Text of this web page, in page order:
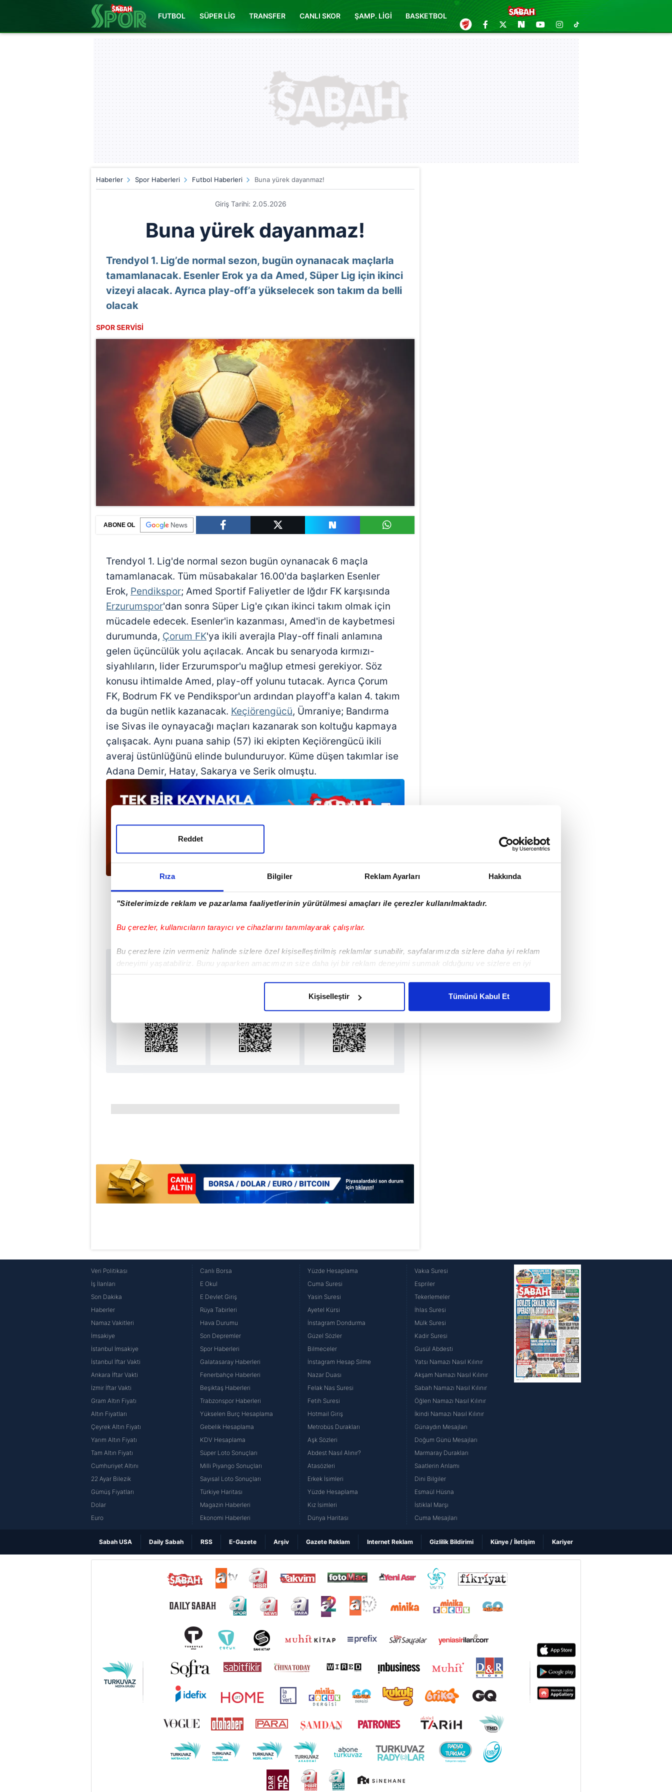
Rıza Bilgiler Reklam Ayarları Hakkında
"Sitelerimizde reklam ve pazarlama faaliyetlerinin yürütülmesi amaçları ile çerezler kullanılmaktadır.
Bu çerezler, kullanıcıların tarayıcı ve cihazlarını tanımlayarak çalışırlar.
Bu çerezlere izin vermeniz halinde sizlere özel kişiselleştirilmiş reklamlar sunabilir, sayfalarımızda sizlere daha iyi reklam
deneyimi yaşatabiliriz. Bunu yaparken amacımızın size daha iyi bir reklam deneyimi sunmak olduğunu ve sizlere en iyi
içerikleri sunabilmek adına elimizden gelen çabayı gösterdiğimizi ve bu noktada, reklamların maliyetlerimizi karşılamak
Her halükârda, kullanıcılar, bu çerezlere izin vermedikleri takdirde, kullanıcılara hedefli reklamlar gösterilmeyecektir."
Sizlere daha iyi bir hizmet sunabilmek için İnternet Sitemizde kendimize ve üçüncü kişilere ait çerezler kullanılmaktadır. Bu
çerezler vasıtasıyla çeşitli kişisel verileriniz işlenmekte olup gerekli olan çerezler bilgi toplumu hizmetlerinin sunulması
Reddet
Kişiselleştir Tümünü Kabul Et
FUTBOL SÜPER LİG TRANSFER CANLI SKOR ŞAMP. LİGİ BASKETBOL
Haberler Spor Haberleri Futbol Haberleri Buna yürek dayanmaz!
Giriş Tarihi: 2.05.2026
Buna yürek dayanmaz!
Trendyol 1. Lig’de normal sezon, bugün oynanacak maçlarla
tamamlanacak. Esenler Erok ya da Amed, Süper Lig için ikinci
vizeyi alacak. Ayrıca play-off’a yükselecek son takım da belli
olacak
SPOR SERVİSİ
ABONE OL
Trendyol 1. Lig'de normal sezon bugün oynanacak 6 maçla
tamamlanacak. Tüm müsabakalar 16.00'da başlarken Esenler
Erok, Pendikspor; Amed Sportif Faliyetler de Iğdır FK karşısında
Erzurumspor'dan sonra Süper Lig'e çıkan ikinci takım olmak için
mücadele edecek. Esenler'in kazanması, Amed'in de kaybetmesi
durumunda, Çorum FK'ya ikili averajla Play-off finali anlamına
gelen üçüncülük yolu açılacak. Ancak bu senaryoda kırmızı-
siyahlıların, lider Erzurumspor'u mağlup etmesi gerekiyor. Söz
konusu ihtimalde Amed, play-off yolunu tutacak. Ayrıca Çorum
FK, Bodrum FK ve Pendikspor'un ardından playoff'a kalan 4. takım
da bugün netlik kazanacak. Keçiörengücü, Ümraniye; Bandırma
ise Sivas ile oynayacağı maçları kazanarak son koltuğu kapmaya
çalışacak. Aynı puana sahip (57) iki ekipten Keçiörengücü ikili
averaj üstünlüğünü elinde bulunduruyor. Küme düşen takımlar ise
Adana Demir, Hatay, Sakarya ve Serik olmuştu.
Sabah.com.tr Uygulamamızı İndirin
Uygulamalara Özel Ayrıcalıkları Keşfedin!
Veri Politikası
İş İlanları
Son Dakika
Haberler
Namaz Vakitleri
İmsakiye
İstanbul İmsakiye
İstanbul İftar Vakti
Ankara İftar Vakti
İzmir İftar Vakti
Gram Altın Fiyatı
Altın Fiyatları
Çeyrek Altın Fiyatı
Yarım Altın Fiyatı
Tam Altın Fiyatı
Cumhuriyet Altını
22 Ayar Bilezik
Gümüş Fiyatları
Dolar
Euro
Canlı Borsa
E Okul
E Devlet Giriş
Rüya Tabirleri
Hava Durumu
Son Depremler
Spor Haberleri
Galatasaray Haberleri
Fenerbahçe Haberleri
Beşiktaş Haberleri
Trabzonspor Haberleri
Yükselen Burç Hesaplama
Gebelik Hesaplama
KDV Hesaplama
Süper Loto Sonuçları
Milli Piyango Sonuçları
Sayısal Loto Sonuçları
Türkiye Haritası
Magazin Haberleri
Ekonomi Haberleri
Yüzde Hesaplama
Cuma Suresi
Yasin Suresi
Ayetel Kürsi
İnstagram Dondurma
Güzel Sözler
Bilmeceler
İnstagram Hesap Silme
Nazar Duası
Felak Nas Suresi
Fetih Suresi
Hotmail Giriş
Metrobüs Durakları
Aşk Sözleri
Abdest Nasıl Alınır?
Atasözleri
Erkek İsimleri
Yüzde Hesaplama
Kız İsimleri
Dünya Haritası
Vakıa Suresi
Espriler
Tekerlemeler
İhlas Suresi
Mülk Suresi
Kadir Suresi
Gusül Abdesti
Yatsı Namazı Nasıl Kılınır
Akşam Namazı Nasıl Kılınır
Sabah Namazı Nasıl Kılınır
Öğlen Namazı Nasıl Kılınır
İkindi Namazı Nasıl Kılınır
Günaydın Mesajları
Doğum Günü Mesajları
Marmaray Durakları
Saatlerin Anlamı
Dini Bilgiler
Esmaül Hüsna
İstiklal Marşı
Cuma Mesajları
Sabah USA Daily Sabah RSS E-Gazete Arşiv Gazete Reklam Internet Reklam Gizlilik Bildirimi Künye / İletişim Kariyer